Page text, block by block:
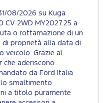
08/2026 su Kuga
CV 2WD MY2027.25 a
o rottamazione di un
di proprietà alla data di
veicolo. Grazie al
che aderiscono
da Ford Italia
lo smaltimento
a titolo puramente